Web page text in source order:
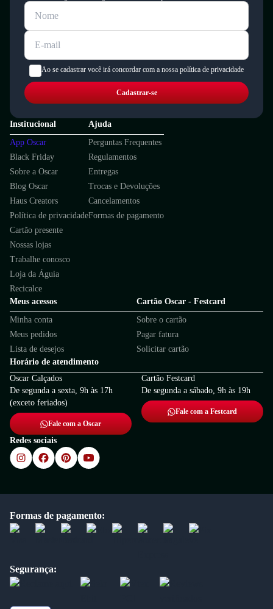
Ao se cadastrar você irá concordar com a nossa política de privacidade
Cadastrar-se
Institucional
App Oscar
Black Friday
Sobre a Oscar
Blog Oscar
Haus Creators
Política de privacidade
Cartão presente
Nossas lojas
Trabalhe conosco
Loja da Águia
Recicalce
Ajuda
Perguntas Frequentes
Regulamentos
Entregas
Trocas e Devoluções
Cancelamentos
Formas de pagamento
Meus acessos
Minha conta
Meus pedidos
Lista de desejos
Cartão Oscar - Festcard
Sobre o cartão
Pagar fatura
Solicitar cartão
Horário de atendimento
Oscar Calçados
De segunda a sexta, 9h às 17h
(exceto feriados)
Fale com a Oscar
Cartão Festcard
De segunda a sábado, 9h às 19h
Fale com a Festcard
Redes sociais
Formas de pagamento:
Segurança: